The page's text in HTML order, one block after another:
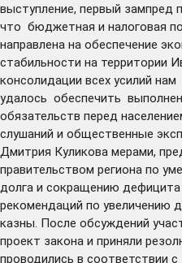
выступление, первый зампред
что бюджетная и налоговая
направлена на обеспечение
стабильности на территории
консолидации всех усилий нам
удалось обеспечить
обязательств перед
слушаний и общественные
Дмитрия Куликова мерами,
правительством региона по
долга и сокращению
рекомендаций по увеличению
казны. После обсуждений
проект закона и приняли
проводились в соответствии